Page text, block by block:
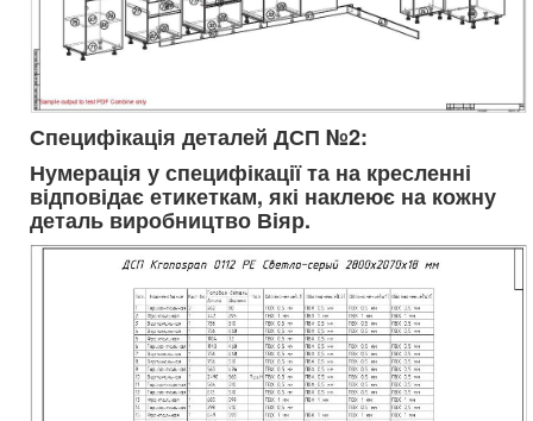
Специфікація деталей ДСП №2:
Нумерація у специфікації та на кресленні
відповідає етикеткам, які наклеює на кожну
деталь виробництво Віяр.